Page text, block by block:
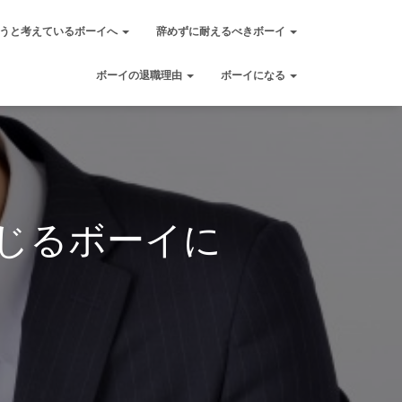
と考えているボーイへ 辞めずに耐えるべきボーイ
ボーイの退職理由 ボーイになる
るボーイに